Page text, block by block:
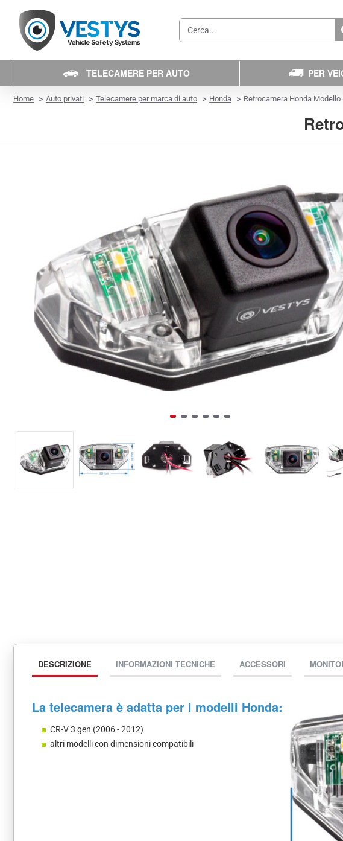
Cerca...
TELECAMERE PER AUTO PER
HomehomeAuto privati Telecamere per marca di auto Honda Retrocamera Honda Modello
DESCRIZIONE INFORMAZIONI TECNICHE ACCESSORI
La telecamera è adatta per i modelli Honda:
CR-V 3 gen (2006 - 2012)
altri modelli con dimensioni compatibili